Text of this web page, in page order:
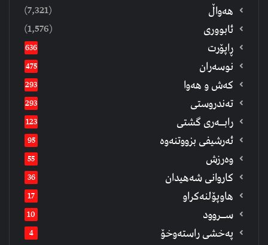
هەواڵ (7,321)
ئابووری (1,576)
ڕاپۆرت 636
نوسەران 475
كەش و هەوا 293
تەندروستی 293
رابــه‌ری گشتی 123
ئەرشیفى بزووتنەوە 95
وەرزش 55
كاروانی شەهیدان 36
هاوپۆلنەكراو 17
ســروود 10
په‌خشی راسته‌وخۆ 4